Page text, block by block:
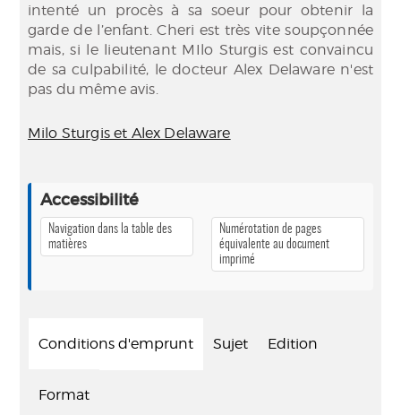
intenté un procès à sa soeur pour obtenir la
garde de l’enfant. Cheri est très vite soupçonnée
mais, si le lieutenant MIlo Sturgis est convaincu
de sa culpabilité, le docteur Alex Delaware n'est
pas du même avis.
Milo Sturgis et Alex Delaware
Accessibilité
Navigation dans la table des
matières
Numérotation de pages
équivalente au document
imprimé
Conditions d'emprunt Sujet Edition
Format